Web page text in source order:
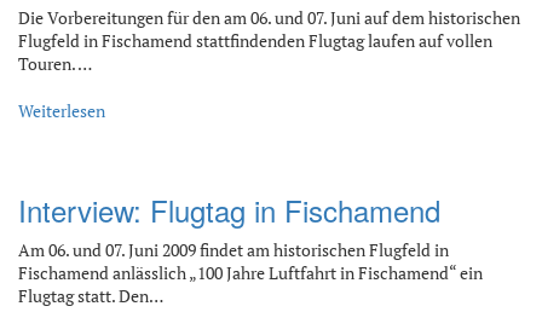
Die Vorbereitungen für den am 06. und 07. Juni auf dem historischen
Flugfeld in Fischamend stattfindenden Flugtag laufen auf vollen
Touren. …
Weiterlesen
Interview: Flugtag in Fischamend
Am 06. und 07. Juni 2009 findet am historischen Flugfeld in
Fischamend anlässlich „100 Jahre Luftfahrt in Fischamend“ ein
Flugtag statt. Den…